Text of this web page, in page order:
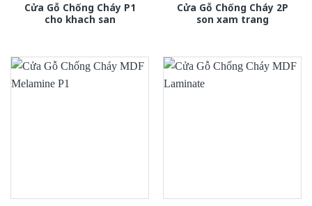
Cửa Gỗ Chống Cháy P1
cho khach san
Cửa Gỗ Chống Cháy 2P
son xam trang